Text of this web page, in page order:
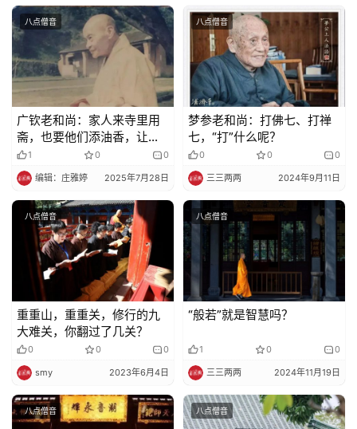
八点僧音
广钦老和尚：家人来寺里用
斋，也要他们添油香，让他
们有正确观念
1 0 0
编辑：庄雅婷 2025年7月28日
八点僧音
梦参老和尚：打佛七、打禅
七，“打”什么呢？
0 0 0
三三两两 2024年9月11日
八点僧音
重重山，重重关，修行的九
大难关，你翻过了几关？
0 0 0
smy 2023年6月4日
八点僧音
“般若”就是智慧吗？
1 0 0
三三两两 2024年11月19日
八点僧音 八点僧音